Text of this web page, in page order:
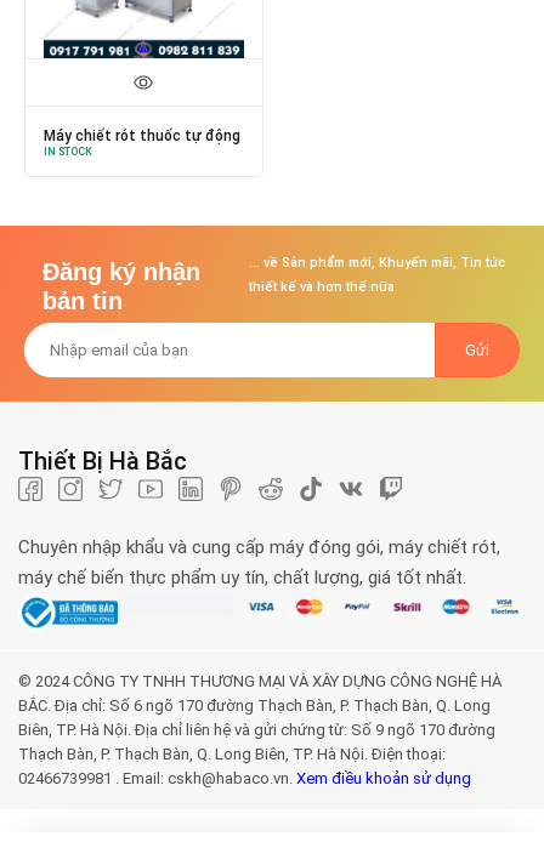
Máy chiết rót thuốc tự động
IN STOCK
Đăng ký nhận
bản tin
... về Sản phẩm mới, Khuyến mãi, Tin tức
thiết kế và hơn thế nữa
Thiết Bị Hà Bắc
Chuyên nhập khẩu và cung cấp máy đóng gói, máy chiết rót,
máy chế biến thực phẩm uy tín, chất lượng, giá tốt nhất.
© 2024 CÔNG TY TNHH THƯƠNG MẠI VÀ XÂY DỰNG CÔNG NGHỆ HÀ
BẮC. Địa chỉ: Số 6 ngõ 170 đường Thạch Bàn, P. Thạch Bàn, Q. Long
Biên, TP. Hà Nội. Địa chỉ liên hệ và gửi chứng từ: Số 9 ngõ 170 đường
Thạch Bàn, P. Thạch Bàn, Q. Long Biên, TP. Hà Nội. Điện thoại:
02466739981 . Email: cskh@habaco.vn. Xem điều khoản sử dụng